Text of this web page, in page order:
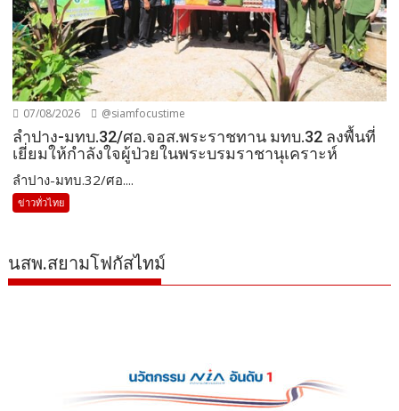
07/08/2026 @siamfocustime
ลำปาง-มทบ.32/ศอ.จอส.พระราชทาน มทบ.32 ลงพื้นที่
เยี่ยมให้กำลังใจผู้ป่วยในพระบรมราชานุเคราะห์
ลำปาง-มทบ.32/ศอ....
ข่าวทั่วไทย
นสพ.สยามโฟกัสไทม์